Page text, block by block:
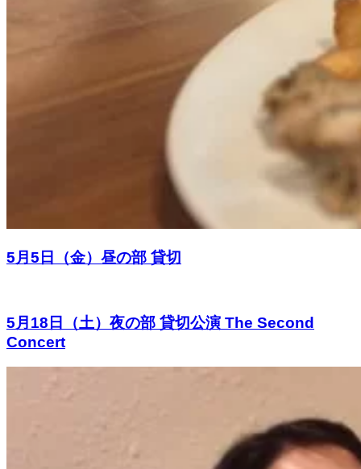
5月5日（金）昼の部 貸切
5月18日（土）夜の部 貸切公演 The Second
Concert